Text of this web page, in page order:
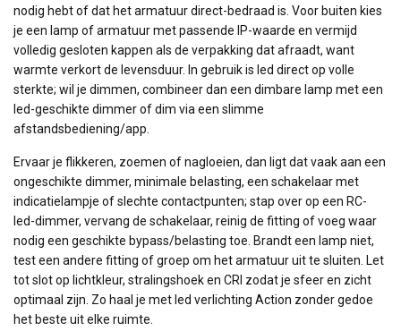
nodig hebt of dat het armatuur direct-bedraad is. Voor buiten kies
je een lamp of armatuur met passende IP-waarde en vermijd
volledig gesloten kappen als de verpakking dat afraadt, want
warmte verkort de levensduur. In gebruik is led direct op volle
sterkte; wil je dimmen, combineer dan een dimbare lamp met een
led-geschikte dimmer of dim via een slimme
afstandsbediening/app.
Ervaar je flikkeren, zoemen of nagloeien, dan ligt dat vaak aan een
ongeschikte dimmer, minimale belasting, een schakelaar met
indicatielampje of slechte contactpunten; stap over op een RC-
led-dimmer, vervang de schakelaar, reinig de fitting of voeg waar
nodig een geschikte bypass/belasting toe. Brandt een lamp niet,
test een andere fitting of groep om het armatuur uit te sluiten. Let
tot slot op lichtkleur, stralingshoek en CRI zodat je sfeer en zicht
optimaal zijn. Zo haal je met led verlichting Action zonder gedoe
het beste uit elke ruimte.